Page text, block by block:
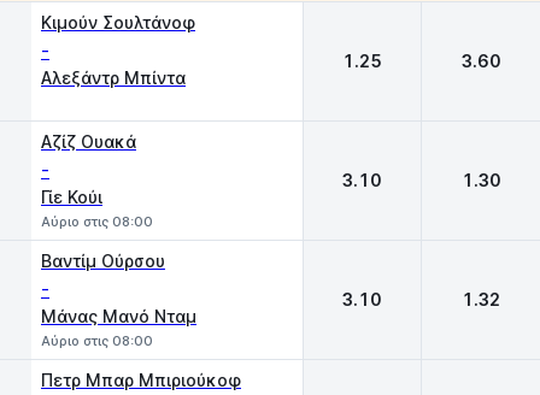
Κιμούν Σουλτάνοφ
-
Αλεξάντρ Μπίντα
1.25 3.60
Αζίζ Ουακά
-
Γίε Κούι
Αύριο στις 08:00
3.10 1.30
Βαντίμ Ούρσου
-
Μάνας Μανό Νταμ
Αύριο στις 08:00
3.10 1.32
Πετρ Μπαρ Μπιριούκοφ